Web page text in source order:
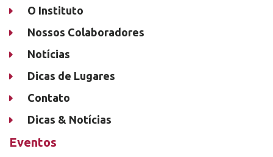
O Instituto
Nossos Colaboradores
Notícias
Dicas de Lugares
Contato
Dicas & Notícias
Eventos